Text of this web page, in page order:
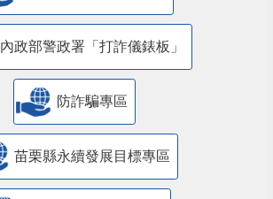
內政部警政署「打詐儀錶板」
防詐騙專區
苗栗縣永續發展目標專區